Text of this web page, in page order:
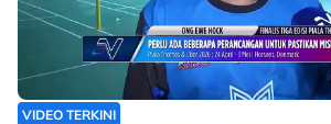
VIDEO TERKINI